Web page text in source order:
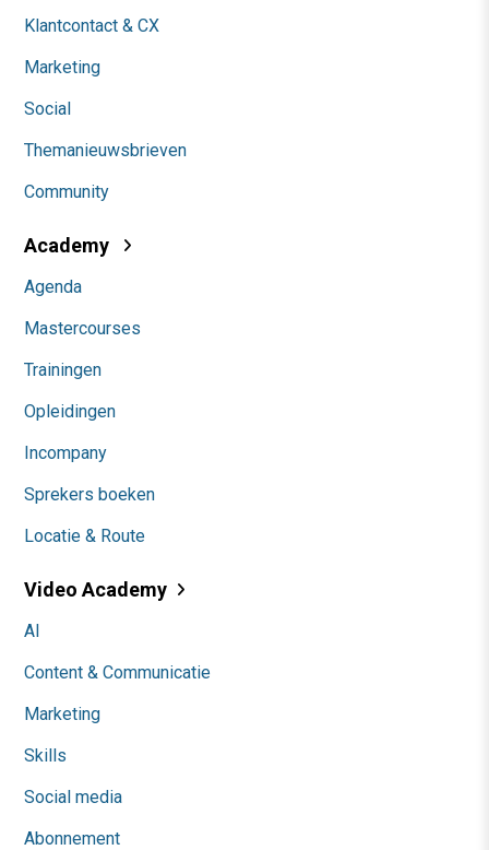
Klantcontact & CX
Marketing
Social
Themanieuwsbrieven
Community
Academy
Agenda
Mastercourses
Trainingen
Opleidingen
Incompany
Sprekers boeken
Locatie & Route
Video Academy
AI
Content & Communicatie
Marketing
Skills
Social media
Abonnement